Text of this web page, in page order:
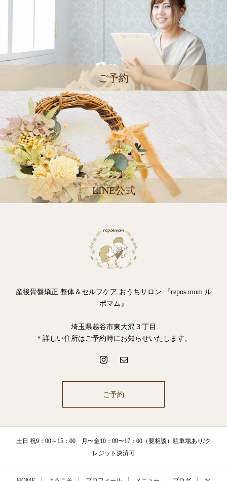
ご予約
LINE公式
産後骨盤矯正 整体＆セルフケア おうちサロン 『repos.mom ル
ポマム』
埼玉県越谷市東大沢３丁目
＊詳しい住所はご予約時にお知らせいたします。
ご予約
土日 祝9：00～15：00 月〜金10：00〜17：00（要相談）駐車場あり/ク
レジット決済可